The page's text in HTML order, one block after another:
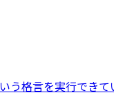
う格言を実行でき